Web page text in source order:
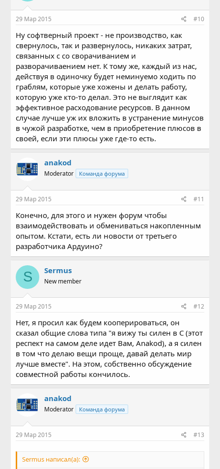
29 Мар 2015 #10
Ну софтверный проект - не производство, как
свернулось, так и развернулось, никаких затрат,
связанных с со сворачиванием и
разворачиваением нет. К тому же, каждый из нас,
действуя в одиночку будет неминуемо ходить по
граблям, которые уже хожены и делать работу,
которую уже кто-то делал. Это не выглядит как
эффективное расходование ресурсов. В данном
случае лучше уж их вложить в устранение минусов
в чужой разработке, чем в приобретение плюсов в
своей, если эти плюсы уже где-то есть.
anakod
Moderator Команда форума
29 Мар 2015 #11
Конечно, для этого и нужен форум чтобы
взаимодействовать и обмениваться накопленным
опытом. Кстати, есть ли новости от третьего
разработчика Ардуино?
S Sermus
New member
29 Мар 2015 #12
Нет, я просил как будем кооперироваться, он
сказал общие слова типа "я вижу ты силен в С (этот
респект на самом деле идет Вам, Anakod), а я силен
в том что делаю вещи проще, давай делать мир
лучше вместе". На этом, собственно обсуждение
совместной работы кончилось.
anakod
Moderator Команда форума
29 Мар 2015 #13
Sermus написал(а):